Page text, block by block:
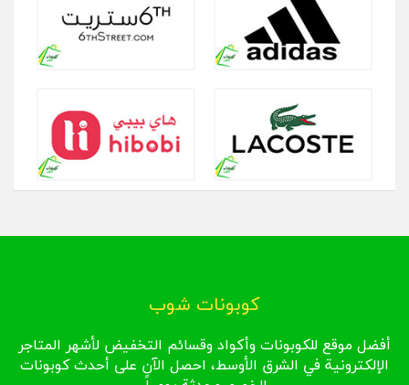
كوبونات شوب
أفضل موقع للكوبونات وأكواد وقسائم التخفيض لأشهر المتاجر
الإلكترونية في الشرق الأوسط، احصل الآن على أحدث كوبونات